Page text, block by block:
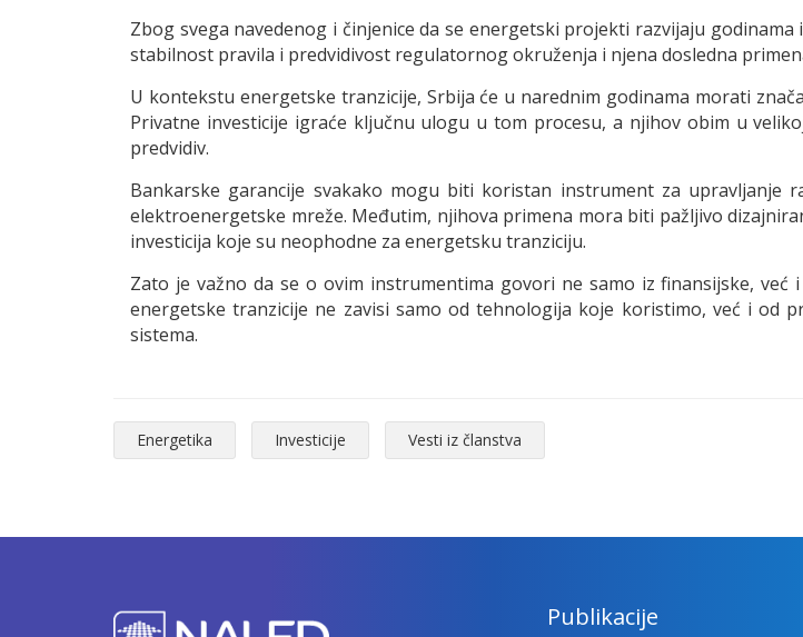
Zbog svega navedenog i činjenice da se energetski projekti razvijaju
stabilnost pravila i predvidivost regulatornog okruženja i njena dosledna
U kontekstu energetske tranzicije, Srbija će u narednim godinama morati
Privatne investicije igraće ključnu ulogu u tom procesu, a njihov obim u
predvidiv.
Bankarske garancije svakako mogu biti koristan instrument za upravljanje
elektroenergetske mreže. Međutim, njihova primena mora biti pažljivo
investicija koje su neophodne za energetsku tranziciju.
Zato je važno da se o ovim instrumentima govori ne samo iz finansijske,
energetske tranzicije ne zavisi samo od tehnologija koje koristimo, već i
sistema.
Energetika Investicije Vesti iz članstva
Publikacije